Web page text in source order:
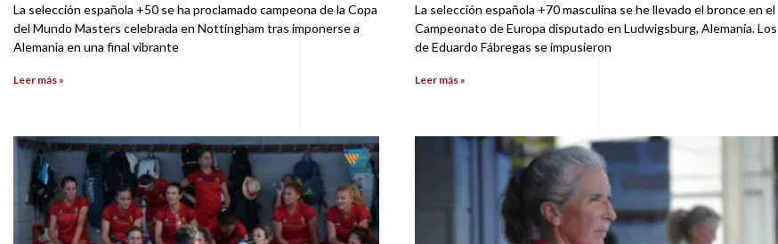
La selección española +50 se ha proclamado campeona de la Copa
del Mundo Masters celebrada en Nottingham tras imponerse a
Alemania en una final vibrante
Leer más »
La selección española +70 masculina se he llevado el bronce en el
Campeonato de Europa disputado en Ludwigsburg, Alemania. Los
de Eduardo Fábregas se impusieron
Leer más »